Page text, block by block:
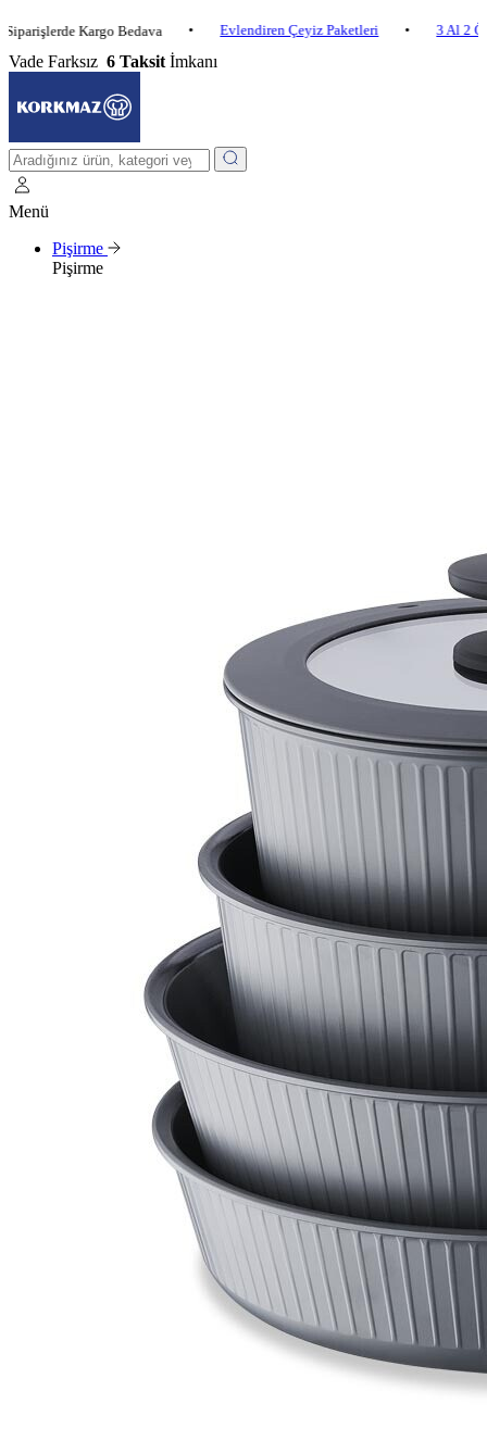
Kargo Bedava • Evlendiren Çeyiz Paketleri • 3 Al 2 Öde •
Vade Farksız 6 Taksit İmkanı
Menü
Pişirme
Pişirme